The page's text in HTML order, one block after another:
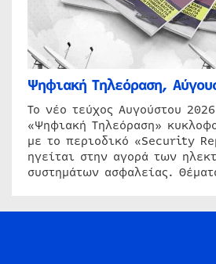
Ψηφιακή Τηλεόραση,
Το νέο τεύχος Αυγούστου
«Ψηφιακή Τηλεόραση»
με το περιοδικό «Security
ηγείται στην αγορά των
συστημάτων ασφαλείας.